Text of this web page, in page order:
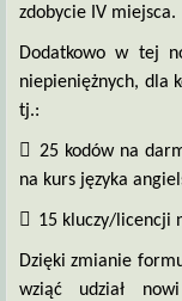
zdobycie IV miejsca.
Dodatkowo w tej
niepieniężnych, dla
tj.:
 25 kodów na
na kurs języka
 15 kluczy/licencji
Dzięki zmianie
wziąć udział